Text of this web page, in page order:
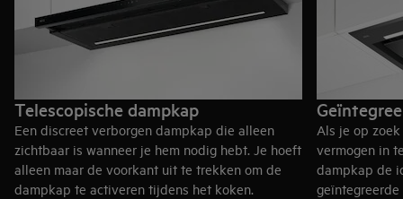
Telescopische dampkap
Een discreet verborgen dampkap die alleen
zichtbaar is wanneer je hem nodig hebt. Je hoeft
alleen maar de voorkant uit te trekken om de
dampkap te activeren tijdens het koken.
Als je op
vermogen in
dampkap de